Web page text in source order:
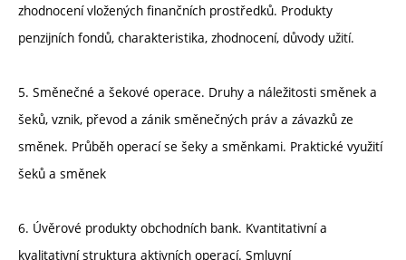
zhodnocení vložených finančních prostředků. Produkty
penzijních fondů, charakteristika, zhodnocení, důvody užití.
5. Směnečné a šekové operace. Druhy a náležitosti směnek a
šeků, vznik, převod a zánik směnečných práv a závazků ze
směnek. Průběh operací se šeky a směnkami. Praktické využití
šeků a směnek
6. Úvěrové produkty obchodních bank. Kvantitativní a
kvalitativní struktura aktivních operací. Smluvní